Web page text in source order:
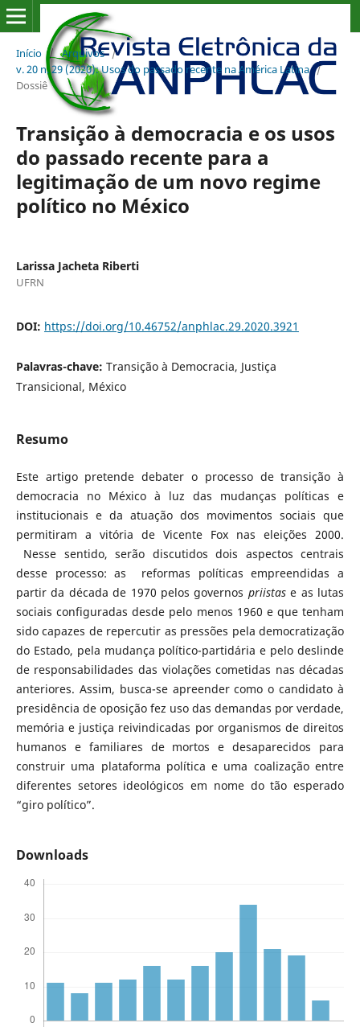
Início / Arquivos /
v. 20 n. 29 (2020): Usos do passado recente na América Latina /
Dossiê
Transição à democracia e os usos
do passado recente para a
legitimação de um novo regime
político no México
Larissa Jacheta Riberti
UFRN
DOI: https://doi.org/10.46752/anphlac.29.2020.3921
Palavras-chave: Transição à Democracia, Justiça
Transicional, México
Resumo
Este artigo pretende debater o processo de transição à
democracia no México à luz das mudanças políticas e
institucionais e da atuação dos movimentos sociais que
permitiram a vitória de Vicente Fox nas eleições 2000.
Nesse sentido, serão discutidos dois aspectos centrais
desse processo: as reformas políticas empreendidas a
partir da década de 1970 pelos governos priistase as lutas
sociais configuradas desde pelo menos 1960 e que tenham
sido capazes de repercutir as pressões pela democratização
do Estado, pela mudança político-partidária e pelo deslinde
de responsabilidades das violações cometidas nas décadas
anteriores. Assim, busca-se apreender como o candidato à
presidência de oposição fez uso das demandas por verdade,
memória e justiça reivindicadas por organismos de direitos
humanos e familiares de mortos e desaparecidos para
construir uma plataforma política e uma coalização entre
diferentes setores ideológicos em nome do tão esperado
“giro político”.
Downloads